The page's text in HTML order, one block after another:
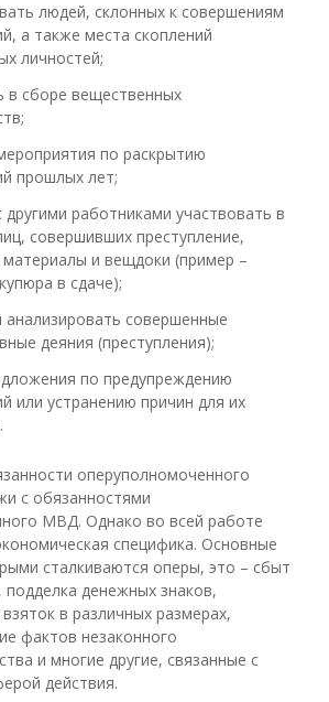
людей, склонных к совершениям
а также места скоплений
личностей;
в сборе вещественных
по раскрытию
прошлых лет;
другими работниками участвовать в
совершивших преступление,
и вещдоки (пример –
в сдаче);
анализировать совершенные
деяния (преступления);
по предупреждению
или устранению причин для их
оперуполномоченного
с обязанностями
МВД. Однако во всей работе
специфика. Основные
сталкиваются оперы, это – сбыт
денежных знаков,
в различных размерах,
фактов незаконного
и многие другие, связанные с
действия.